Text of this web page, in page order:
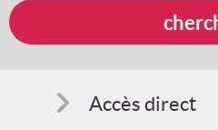
Accès direct